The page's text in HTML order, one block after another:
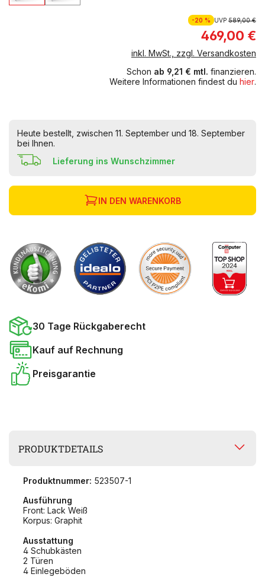
-20 % UVP589,00 €
469,00 €
inkl. MwSt., zzgl. Versandkosten
Schon ab 9,21 € mtl. finanzieren.
Weitere Informationen findest du hier.
Heute bestellt, zwischen 11. September und 18. September
bei Ihnen.
Lieferung ins Wunschzimmer
IN DEN WARENKORB
30 Tage Rückgaberecht
Kauf auf Rechnung
Preisgarantie
PRODUKTDETAILS
Produktnummer: 523507-1
Ausführung
Front: Lack Weiß
Korpus: Graphit
Ausstattung
4 Schubkästen
2 Türen
4 Einlegeböden